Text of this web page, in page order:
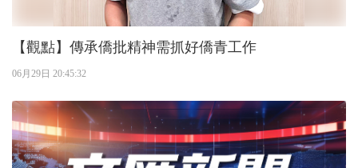
【觀點】傳承僑批精神需抓好僑青工作
06月29日 20:45:32